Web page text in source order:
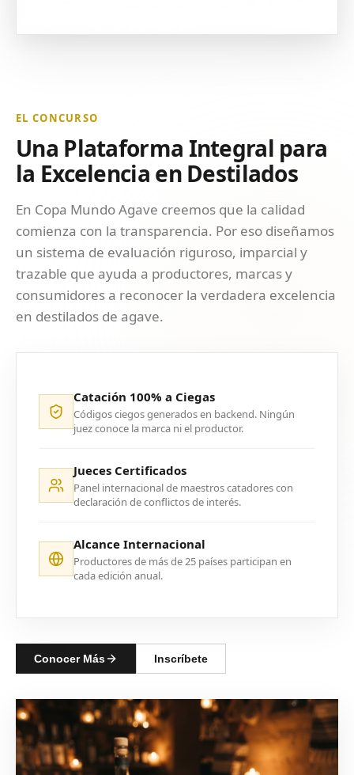
EL CONCURSO
Una Plataforma Integral para
la Excelencia en Destilados
En Copa Mundo Agave creemos que la calidad
comienza con la transparencia. Por eso diseñamos
un sistema de evaluación riguroso, imparcial y
trazable que ayuda a productores, marcas y
consumidores a reconocer la verdadera excelencia
en destilados de agave.
Catación 100% a Ciegas
Códigos ciegos generados en backend. Ningún
juez conoce la marca ni el productor.
Jueces Certificados
Panel internacional de maestros catadores con
declaración de conflictos de interés.
Alcance Internacional
Productores de más de 25 países participan en
cada edición anual.
Conocer Más Inscríbete